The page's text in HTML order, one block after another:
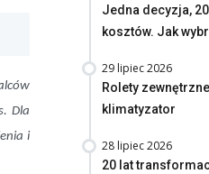
Dla
i
Jedna decyzja,
kosztów. Jak
29 lipiec 2026
Rolety
klimatyzator
28 lipiec 2026
20 lat